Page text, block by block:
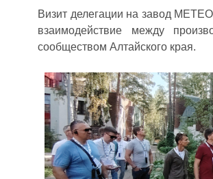
Визит делегации на завод
взаимодействие между
сообществом Алтайского края.